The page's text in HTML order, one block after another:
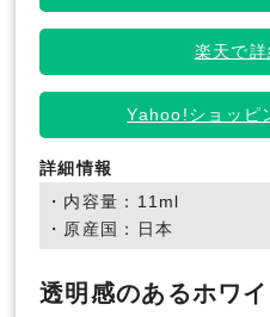
楽天で
Yahoo!ショッピ
詳細情報
・内容量：11ml
・原産国：日本
透明感のあるホワ